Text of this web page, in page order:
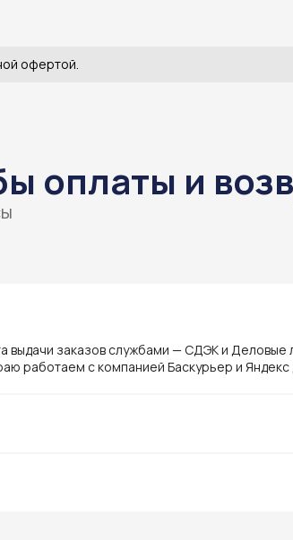
офертой.
оплаты и
выдачи заказов службами — СДЭК и
работаем с компанией Баскурьер и Яндекс